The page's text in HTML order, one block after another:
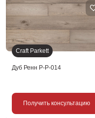
Craft Parkett
Дуб Ренн Р-Р-014
Получить консультацию